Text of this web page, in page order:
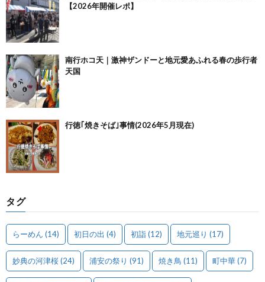
【2026年開催レポ】
南行ホコ天｜激神ザンドーと地元愛あふれる春の歩行者
天国
行徳｢焼きそば｣事情(2026年5月現在)
タグ
らーめん (14) 初日の出 (4) 初詣(12) 地元巡り (17)
妙典の河津桜(24) 浦安の祭り (91) 焼き鳥 (11) 町中華(7)